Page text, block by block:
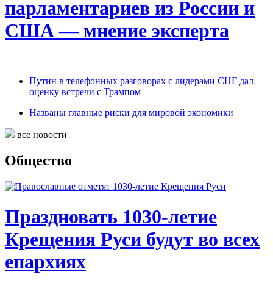
парламентариев из России и
США — мнение эксперта
Путин в телефонных разговорах с лидерами СНГ дал
оценку встречи с Трампом
Названы главные риски для мировой экономики
все новости
Общество
Праздновать 1030-летие
Крещения Руси будут во всех
епархиях